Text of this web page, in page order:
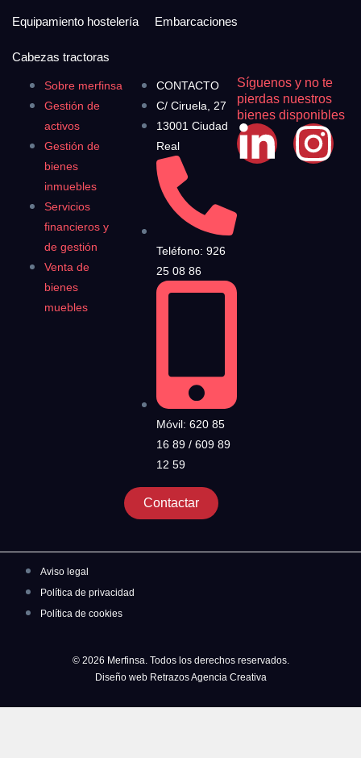
Sobre merfinsa
Gestión de
activos
Gestión de
bienes
inmuebles
Servicios
financieros y
de gestión
Venta de
bienes
muebles
CONTACTO
C/ Ciruela, 27
13001 Ciudad
Real
Teléfono: 926
25 08 86
Móvil: 620 85
16 89 / 609 89
12 59
Contactar
Síguenos y no te
pierdas nuestros
bienes disponibles
Equipamiento hostelería Embarcaciones
Cabezas tractoras
Aviso legal
Política de privacidad
Política de cookies
© 2026 Merfinsa. Todos los derechos reservados.
Diseño web Retrazos Agencia Creativa